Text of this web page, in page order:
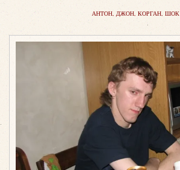
АНТОН, ДЖОН, КОРГАН, ШОК